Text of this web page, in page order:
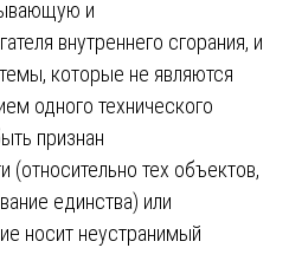
и
внутреннего сгорания, и
которые не являются
одного технического
признан
(относительно тех объектов,
единства) или
носит неустранимый